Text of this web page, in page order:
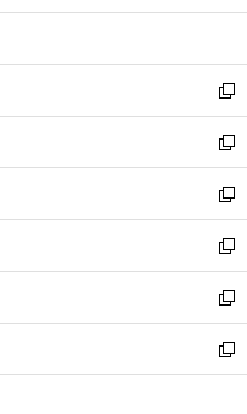
開
ウ
開
く
ン
ウ
で
開
く
ウ
ン
ド
ウ
で
開
く
新
し
い
ウ
ィ
ン
ド
ウ
で
開
く
新
し
い
ウ
ィ
ン
ド
ウ
で
開
新
し
い
ウ
ィ
ン
ド
ウ
新
し
い
ウ
ィ
ン
新
し
い
ウ
新
し